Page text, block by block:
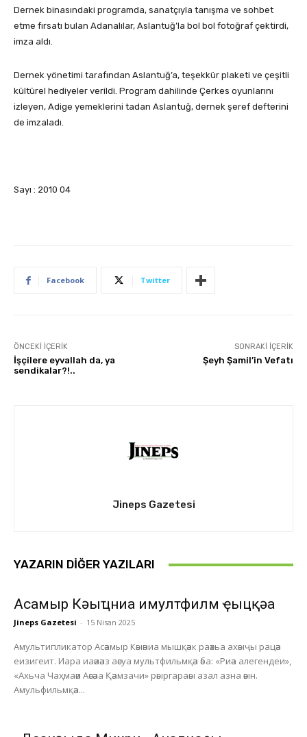
Dernek binasındaki programda, sanatçıyla tanışma ve sohbet
etme fırsatı bulan Adanalılar, Aslantuğ’la bol bol fotoğraf çektirdi,
imza aldı.
Dernek yönetimi tarafından Aslantuğ’a, teşekkür plaketi ve çeşitli
kültürel hediyeler verildi. Program dahilinde Çerkes oyunlarını
izleyen, Adige yemeklerini tadan Aslantuğ, dernek şeref defterini
de imzaladı.
Sayı : 2010 04
Facebook Twitter
ÖNCEKI İÇERIK
İşçilere eyvallah da, ya
sendikalar?!..
SONRAKI İÇERIK
Şeyh Şamil’in Vefatı
Jineps Gazetesi
YAZARIN DIĞER YAZILARI
Асҭамыр Кәыҵниа имултфилм ҿыцқәа
Jineps Gazetesi - 15 Nisan 2025
Амультипликатор Асәамыр Кәыәниа мышқәак раәхьа ахәыҷы рацәа
еизигеит. Иара иаәиәаз аәсуа мультфильмқәа әба: «Риәа алегендеи»,
«Ахьча Чаҳмаәи Аәсәаа Қәамзачи» рәыргараәы азал азна әәын.
Амульфильмқәа...